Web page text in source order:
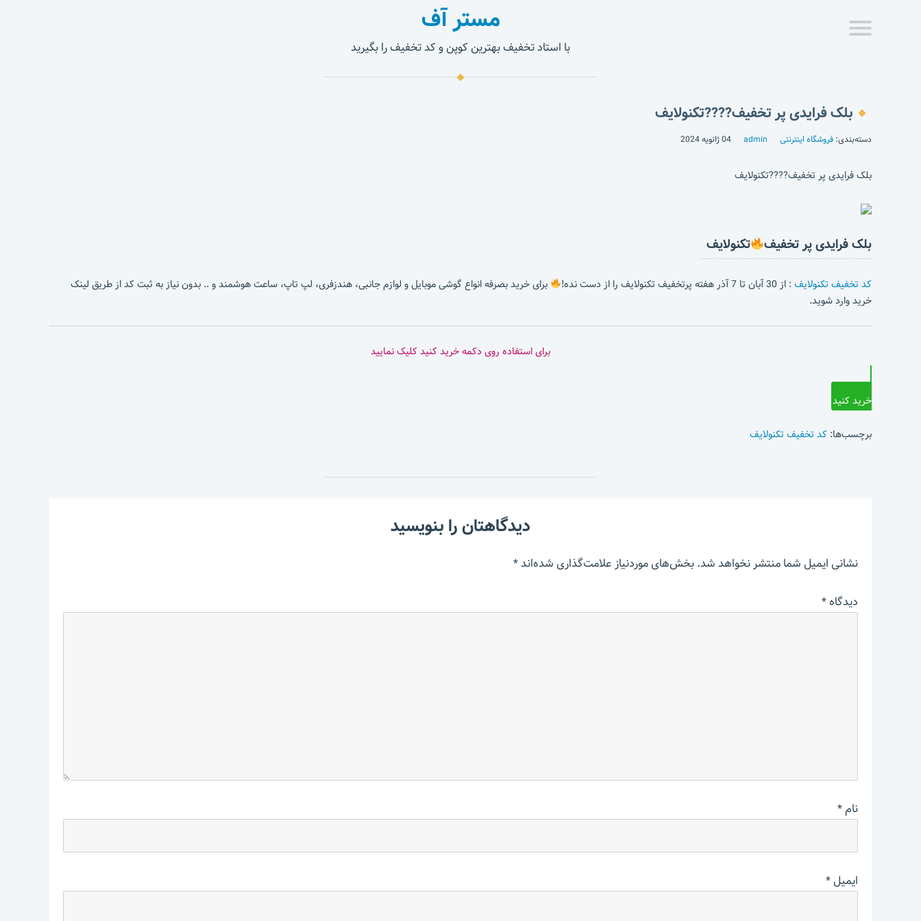
مستر آف
با استاد تخفیف بهترین کوپن و کد تخفیف را بگیرید
بلک فرایدی پر تخفیف????تکنولایف
دسته‌بندی: فروشگاه اینترنتی admin 04 ژانویه 2024
بلک فرایدی پر تخفیف????تکنولایف
بلک فرایدی پر تخفیف تکنولایف
کد تخفیف تکنولایف: از 30 آبان تا 7 آذر هفته پرتخفیف تکنولایف را از دست نده!
برای خرید بصرفه انواع گوشی موبایل و لوازم جانبی، هندزفری، لپ تاپ، ساعت هوشمند و .. بدون نیاز به ثبت کد از طریق لینک
خرید وارد شوید.
برای استفاده روی دکمه خرید کنید کلیک نمایید
خرید کنید
برچسب‌ها: کد تخفیف تکنولایف
دیدگاهتان را بنویسید
نشانی ایمیل شما منتشر نخواهد شد.بخش‌های موردنیاز علامت‌گذاری شده‌اند*
دیدگاه*
نام*
ایمیل*